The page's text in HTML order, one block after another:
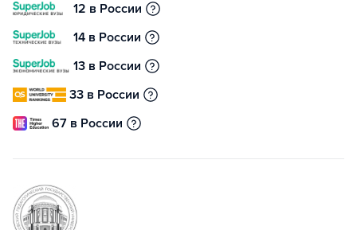
12 в России
14 в России
13 в России
33 в России
67 в России